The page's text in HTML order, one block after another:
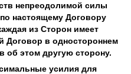
непреодолимой силы
настоящему Договору
из Сторон имеет
Договор в одностороннем
об этом другую сторону.
усилия для